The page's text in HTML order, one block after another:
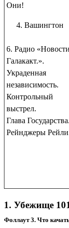
Они!
4. Вашингтон
6. Радио «Новости
Галакакт.».
Украденная
независимость.
Контрольный
выстрел.
Глава Государства.
Рейнджеры
1. Убежище 101
Фоллаут 3. Что